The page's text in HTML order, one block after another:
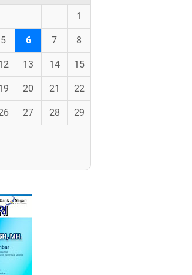
1
5 6 7 8
13 14 15
20 21 22
27 28 29